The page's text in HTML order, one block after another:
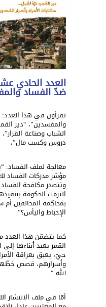
العدد الحادي
ضدّ الفساد
تقرأون في هذا العدد:
والمفسدين”، “دير
الشباب وصناعة
دروس وكسب مال”،
وتتصدر مكافحة
التزمت الحكومة
بمحاكمة المخالفين
الإحباط واليأس؟”.
كما يتضمّن هذا العدد
القمر يعيد أبناءها
حيّ، يعبق بعراقة
وأسرارهم، قصص
الله “.
أمّا في ملف الانتشار